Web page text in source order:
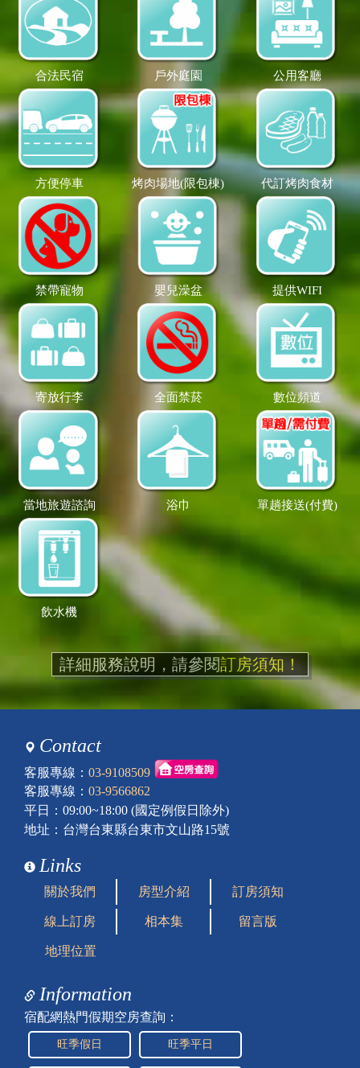
合法民宿 戶外庭園 公用客廳
方便停車 烤肉場地(限包棟) 代訂烤肉食材
禁帶寵物 嬰兒澡盆 提供WIFI
寄放行李 全面禁菸 數位頻道
當地旅遊諮詢 浴巾 單趟接送(付費)
飲水機
詳細服務說明，請參閱訂房須知！
Contact
客服專線： 03-9108509
客服專線： 03-9566862
平日：09:00~18:00 (國定例假日除外)
地址：台灣台東縣台東市文山路15號
Links
關於我們 房型介紹 訂房須知
線上訂房 相本集 留言版
地理位置
Information
宿配網熱門假期空房查詢：
旺季假日 旺季平日